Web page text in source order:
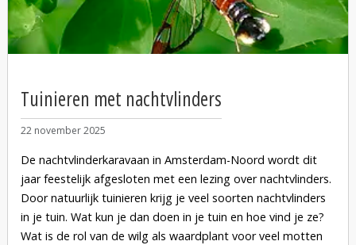
aanstaande worden er één of twee aangelegd in het deel
met de verblijfstuinen van dit tuinpark. De eerste ijsvogels
zijn al gesignaleerd.
van ijsvogelwanden, stuur dan een mail naar
info@kadoelerscheg.nl. Het kan ook zijn dat je wilt
dan een mail, zodat we contact met je kunnen opnemen.
Tuinieren met nachtvlinders
22 november 2025
De nachtvlinderkaravaan in Amsterdam-Noord wordt dit
jaar feestelijk afgesloten met een lezing over nachtvlinders.
Door natuurlijk tuinieren krijg je veel soorten nachtvlinders
in je tuin. Wat kun je dan doen in je tuin en hoe vind je ze?
Wat is de rol van de wilg als waardplant voor veel motten